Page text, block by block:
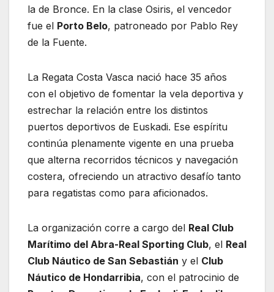
la de Bronce. En la clase Osiris, el vencedor
fue el Porto Belo, patroneado por Pablo Rey
de la Fuente.
La Regata Costa Vasca nació hace 35 años
con el objetivo de fomentar la vela deportiva y
estrechar la relación entre los distintos
puertos deportivos de Euskadi. Ese espíritu
continúa plenamente vigente en una prueba
que alterna recorridos técnicos y navegación
costera, ofreciendo un atractivo desafío tanto
para regatistas como para aficionados.
La organización corre a cargo del Real Club
Marítimo del Abra-Real Sporting Club, el Real
Club Náutico de San Sebastián y el Club
Náutico de Hondarribia, con el patrocinio de